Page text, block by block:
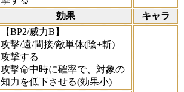
効果 キャラ
【BP2/威力B】
攻撃/遠/間接/敵単体(陰+斬)
攻撃する
攻撃命中時に確率で、対象の
知力を低下させる(効果小)